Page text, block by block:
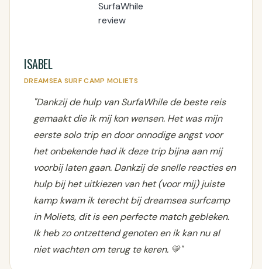
ISABEL
DREAMSEA SURF CAMP MOLIETS
"Dankzij de hulp van SurfaWhile de beste reis
gemaakt die ik mij kon wensen. Het was mijn
eerste solo trip en door onnodige angst voor
het onbekende had ik deze trip bijna aan mij
voorbij laten gaan. Dankzij de snelle reacties en
hulp bij het uitkiezen van het (voor mij) juiste
kamp kwam ik terecht bij dreamsea surfcamp
in Moliets, dit is een perfecte match gebleken.
Ik heb zo ontzettend genoten en ik kan nu al
niet wachten om terug te keren. 💛"